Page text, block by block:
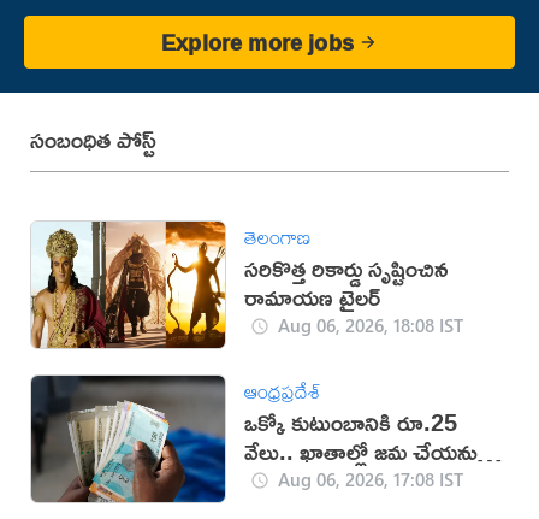
Explore more jobs
సంబంధిత పోస్ట్
తెలంగాణ
సరికొత్త రికార్డు సృష్టించిన
రామాయణ ట్రైలర్‌
Aug 06, 2026, 18:08 IST
ఆంధ్రప్రదేశ్
ఒక్కో కుటుంబానికి రూ.25
వేలు.. ఖాతాల్లో జ‌మ చేయ‌నున్న
ప్ర‌భుత్వం..!
Aug 06, 2026, 17:08 IST